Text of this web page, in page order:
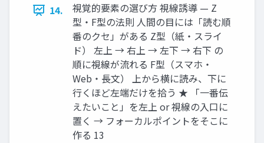
14.
視覚的要素の選び方 視線誘導 — Z
型・F型の法則 人間の目には「読む順
番のクセ」がある Z型（紙・スライ
ド） 左上 → 右上 → 左下 → 右下 の
順に視線が流れる F型（スマホ・
Web・長文） 上から横に読み、下に
行くほど左端だけを拾う ★ 「一番伝
えたいこと」を左上 or 視線の入口に
置く → フォーカルポイントをそこに
作る 13